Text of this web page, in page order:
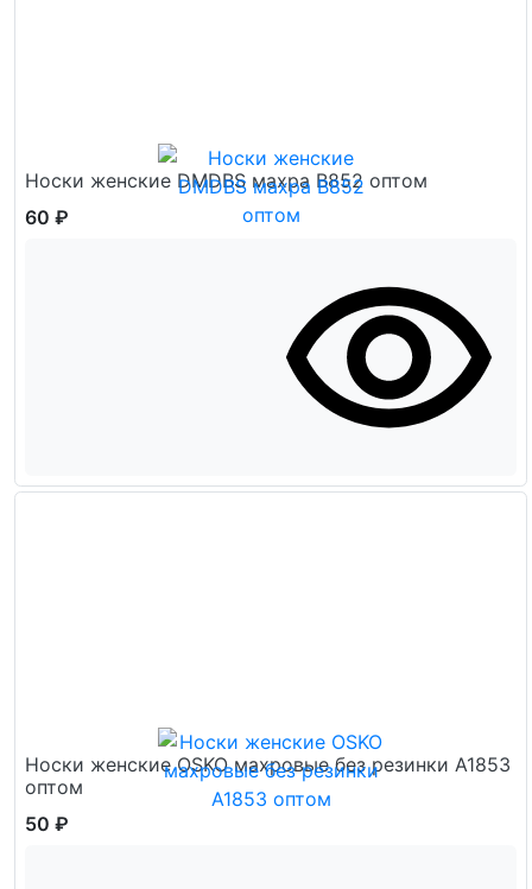
Носки женские DMDBS махра В852 оптом
60 ₽
Носки женские OSKO махровые без резинки А1853
оптом
50 ₽